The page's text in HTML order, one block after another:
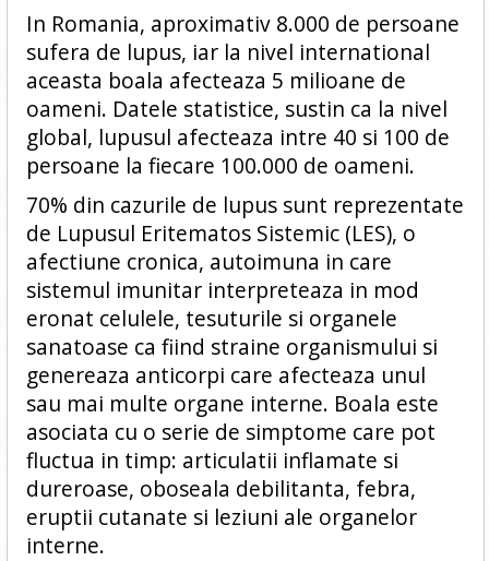
In Romania, aproximativ 8.000 de persoane
sufera de lupus, iar la nivel international
aceasta boala afecteaza 5 milioane de
oameni. Datele statistice, sustin ca la nivel
global, lupusul afecteaza intre 40 si 100 de
persoane la fiecare 100.000 de oameni.
70% din cazurile de lupus sunt reprezentate
de Lupusul Eritematos Sistemic (LES), o
afectiune cronica, autoimuna in care
sistemul imunitar interpreteaza in mod
eronat celulele, tesuturile si organele
sanatoase ca fiind straine organismului si
genereaza anticorpi care afecteaza unul
sau mai multe organe interne. Boala este
asociata cu o serie de simptome care pot
fluctua in timp: articulatii inflamate si
dureroase, oboseala debilitanta, febra,
eruptii cutanate si leziuni ale organelor
interne.